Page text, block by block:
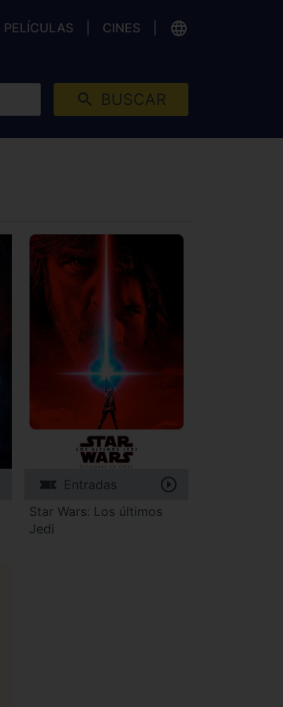
PELÍCULAS CINES
BUSCAR
Entradas
Star Wars: Los últimos
Jedi